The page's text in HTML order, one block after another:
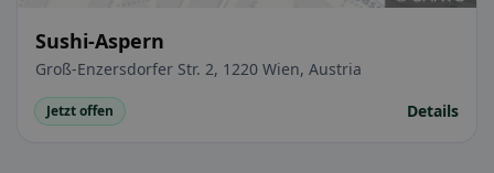
Sushi-Aspern
Groß-Enzersdorfer Str. 2, 1220 Wien, Austria
Jetzt offen Details